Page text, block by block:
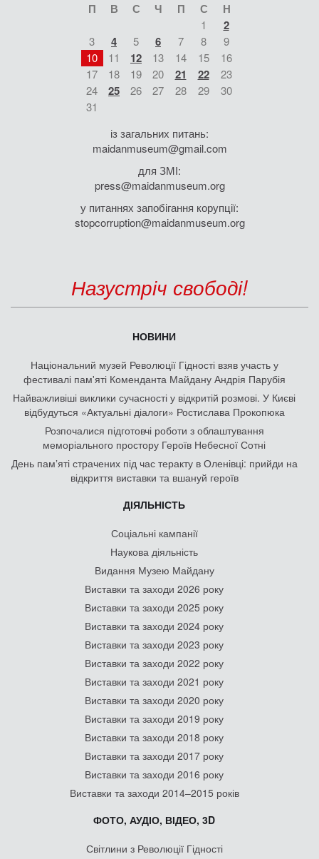
П В С Ч П С Н
1 2
3 4 5 6 7 8
9
10
11 12 13 14 15
16
17
18 19 20 21 22
23
24
25 26 27 28 29
30
31
із загальних питань:
maidanmuseum@gmail.com
для ЗМІ:
press@maidanmuseum.org
у питаннях запобігання корупції:
stopcorruption@maidanmuseum.org
Назустріч свободі!
НОВИНИ
Національний музей Революції Гідності взяв участь у
фестивалі пам'яті Коменданта Майдану Андрія Парубія
Найважливіші виклики сучасності у відкритій розмові. У Києві
відбудуться «Актуальні діалоги» Ростислава Прокопюка
Розпочалися підготовчі роботи з облаштування
меморіального простору Героїв Небесної Сотні
День памʼяті страчених під час теракту в Оленівці: прийди на
відкриття виставки та вшануй героїв
ДІЯЛЬНІСТЬ
Соціальні кампанії
Наукова діяльність
Видання Музею Майдану
Виставки та заходи 2026 року
Виставки та заходи 2025 року
Виставки та заходи 2024 року
Виставки та заходи 2023 року
Виставки та заходи 2022 року
Виставки та заходи 2021 року
Виставки та заходи 2020 року
Виставки та заходи 2019 року
Виставки та заходи 2018 року
Виставки та заходи 2017 року
Виставки та заходи 2016 року
Виставки та заходи 2014–2015 років
ФОТО, АУДІО, ВІДЕО, 3D
Світлини з Революції Гідності